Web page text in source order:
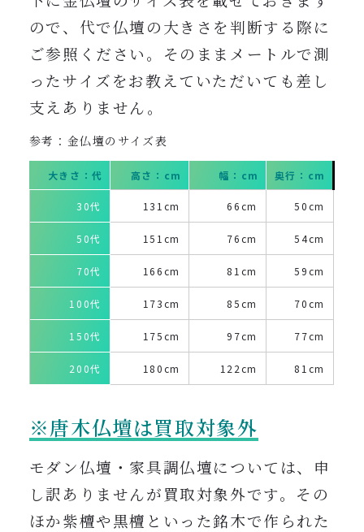
ので、代で仏壇の大きさを判断する際に
ご参照ください。そのままメートルで測
ったサイズをお教えていただいても差し
支えありません。
参考：金仏壇のサイズ表
大きさ：代 高さ：cm 幅：cm 奥行：cm
30代 131cm 66cm 50cm
50代 151cm 76cm 54cm
70代 166cm 81cm 59cm
100代 173cm 85cm 70cm
150代 175cm 97cm 77cm
200代 180cm 122cm 81cm
※唐木仏壇は買取対象外
モダン仏壇・家具調仏壇については、申
し訳ありませんが買取対象外です。その
ほか紫檀や黒檀といった銘木で作られた